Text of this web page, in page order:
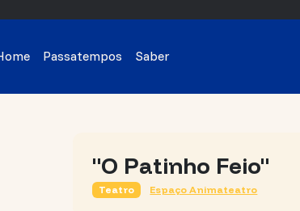
Passatempos Saber
"O Patinho Feio"
Teatro Espaço Animateatro